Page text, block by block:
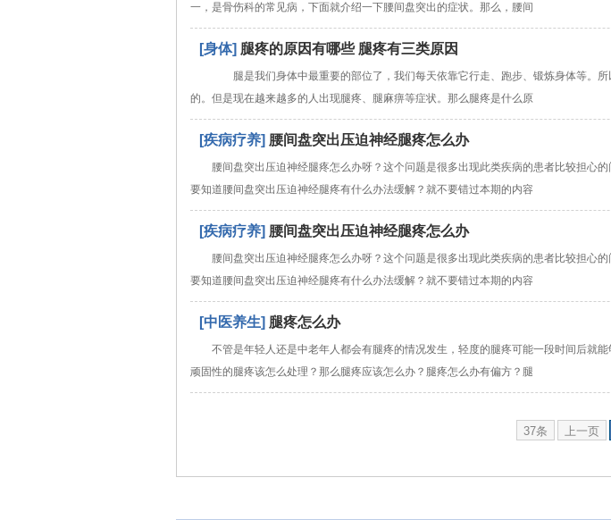
一，是骨伤科的常见病，下面就介绍一下腰间盘突出的症状。那么，腰间
[身体] 腿疼的原因有哪些 腿疼有三类原因
腿是我们身体中最重要的部位了，我们每天依靠它行走、跑步、锻炼身体等。所
的。但是现在越来越多的人出现腿疼、腿麻痹等症状。那么腿疼是什么原
[疾病疗养] 腰间盘突出压迫神经腿疼怎么办
腰间盘突出压迫神经腿疼怎么办呀？这个问题是很多出现此类疾病的患者比较担心
要知道腰间盘突出压迫神经腿疼有什么办法缓解？就不要错过本期的内容
[疾病疗养] 腰间盘突出压迫神经腿疼怎么办
腰间盘突出压迫神经腿疼怎么办呀？这个问题是很多出现此类疾病的患者比较担心
要知道腰间盘突出压迫神经腿疼有什么办法缓解？就不要错过本期的内容
[中医养生] 腿疼怎么办
不管是年轻人还是中老年人都会有腿疼的情况发生，轻度的腿疼可能一段时间后就
顽固性的腿疼该怎么处理？那么腿疼应该怎么办？腿疼怎么办有偏方？腿
37条 上一页